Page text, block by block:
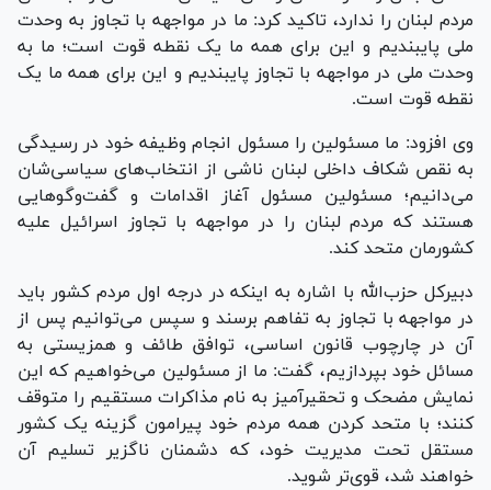
مردم لبنان را ندارد، تاکید کرد: ما در مواجهه با تجاوز به وحدت
ملی پایبندیم و این برای همه ما یک نقطه قوت است؛ ما به
وحدت ملی در مواجهه با تجاوز پایبندیم و این برای همه ما یک
نقطه قوت است.
وی افزود: ما مسئولین را مسئول انجام وظیفه خود در رسیدگی
به نقص شکاف داخلی لبنان ناشی از انتخاب‌های سیاسی‌شان
می‌دانیم؛ مسئولین مسئول آغاز اقدامات و گفت‌و‌گو‌هایی
هستند که مردم لبنان را در مواجهه با تجاوز اسرائیل علیه
کشورمان متحد کند.
دبیرکل حزب‌الله با اشاره به اینکه در درجه اول مردم کشور باید
در مواجهه با تجاوز به تفاهم برسند و سپس می‌توانیم پس از
آن در چارچوب قانون اساسی، توافق طائف و همزیستی به
مسائل خود بپردازیم، گفت: ما از مسئولین می‌خواهیم که این
نمایش مضحک و تحقیرآمیز به نام مذاکرات مستقیم را متوقف
کنند؛ با متحد کردن همه مردم خود پیرامون گزینه یک کشور
مستقل تحت مدیریت خود، که دشمنان ناگزیر تسلیم آن
خواهند شد، قوی‌تر شوید.